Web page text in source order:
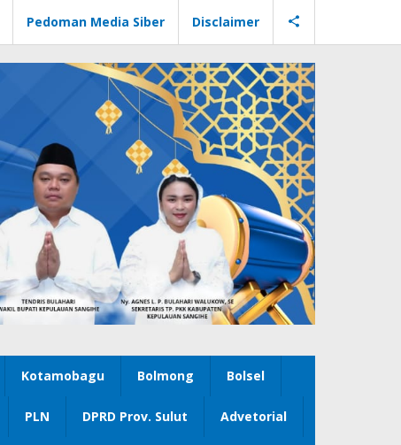
Pedoman Media Siber Disclaimer
Kotamobagu Bolmong Bolsel
PLN DPRD Prov. Sulut Advetorial